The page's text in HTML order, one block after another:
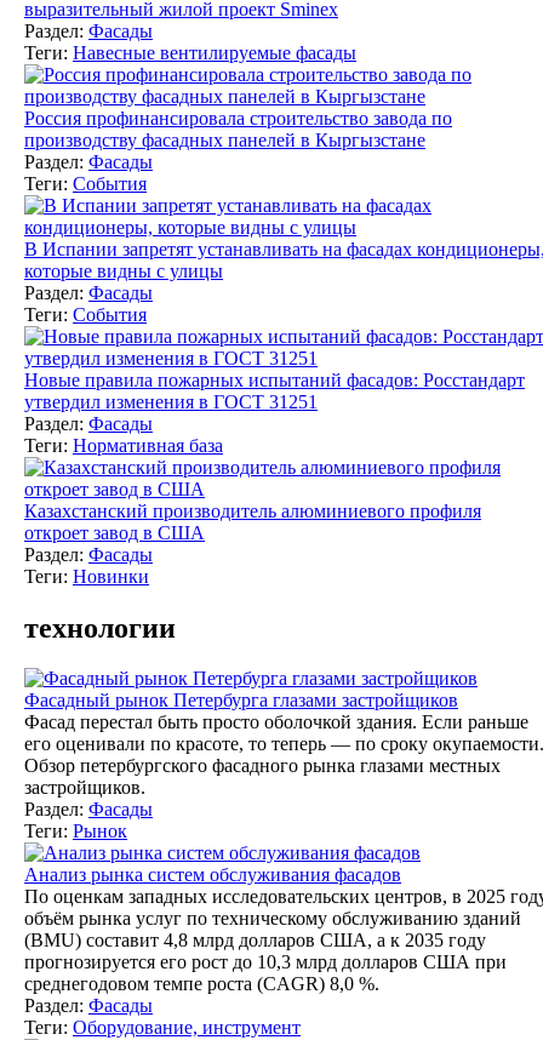
выразительный жилой проект Sminex
Раздел: Фасады
Теги: Навесные вентилируемые фасады
Россия профинансировала строительство завода по
производству фасадных панелей в Кыргызстане
Раздел: Фасады
Теги: События
В Испании запретят устанавливать на фасадах
которые видны с улицы
Раздел: Фасады
Теги: События
Новые правила пожарных испытаний фасадов: Росстандарт
утвердил изменения в ГОСТ 31251
Раздел: Фасады
Теги: Нормативная база
Казахстанский производитель алюминиевого профиля
откроет завод в США
Раздел: Фасады
Теги: Новинки
технологии
Фасадный рынок Петербурга глазами застройщиков
Фасад перестал быть просто оболочкой здания. Если раньше
его оценивали по красоте, то теперь — по сроку окупаемости.
Обзор петербургского фасадного рынка глазами местных
застройщиков.
Раздел: Фасады
Теги: Рынок
Анализ рынка систем обслуживания фасадов
По оценкам западных исследовательских центров, в 2025
объём рынка услуг по техническому обслуживанию зданий
(BMU) составит 4,8 млрд долларов США, а к 2035 году
прогнозируется его рост до 10,3 млрд долларов США при
среднегодовом темпе роста (CAGR) 8,0 %.
Раздел: Фасады
Теги: Оборудование, инструмент